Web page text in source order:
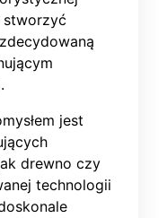
stworzyć
jest
drewno czy
technologii